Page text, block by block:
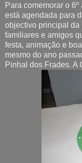
Para comemorar o
está agendada para
objectivo principal da
familiares e amigos
festa, animação e
mesmo do ano
Pinhal dos Frades. A